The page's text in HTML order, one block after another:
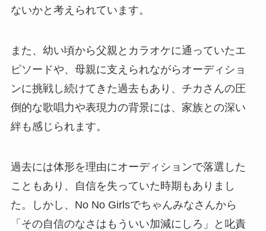
ないかと考えられています。
また、幼い頃から父親とカラオケに通っていたエ
ピソードや、母親に支えられながらオーディショ
ンに挑戦し続けてきた過去もあり、チカさんの圧
倒的な歌唱力や表現力の背景には、家族との深い
絆も感じられます。
過去には体形を理由にオーディションで落選した
こともあり、自信を失っていた時期もありまし
た。しかし、No No Girlsでちゃんみなさんから
「その自信のなさはもういい加減にしろ」と叱責